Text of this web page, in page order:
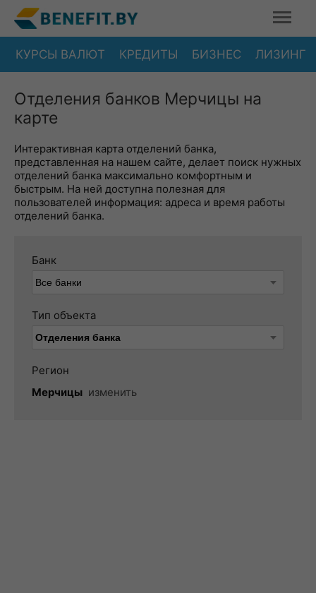
КУРСЫ ВАЛЮТ КРЕДИТЫ БИЗНЕС ЛИЗИНГ
Отделения банков Мерчицы на
карте
Интерактивная карта отделений банка,
представленная на нашем сайте, делает поиск нужных
отделений банка максимально комфортным и
быстрым. На ней доступна полезная для
пользователей информация: адреса и время работы
отделений банка.
Банк
Тип объекта
Регион
Мерчицы изменить